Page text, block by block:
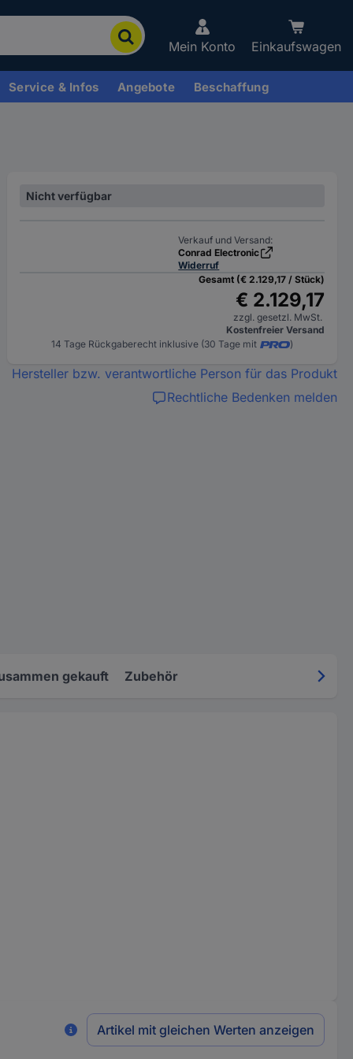
Mein Konto Einkaufswagen
Service & Infos Angebote Beschaffung
Nicht verfügbar
Verkauf und Versand:
Conrad Electronic
Widerruf
Gesamt (€ 2.129,17 / Stück)
€ 2.129,17
zzgl. gesetzl. MwSt.
Kostenfreier Versand
14 Tage Rückgaberecht inklusive (30 Tage mit
)
Hersteller bzw. verantwortliche Person für das Produkt
Rechtliche Bedenken melden
gekauft Zubehör
Artikel mit gleichen Werten anzeigen